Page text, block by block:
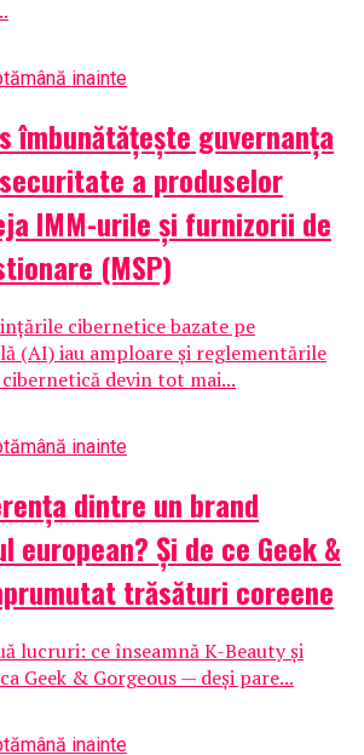
inainte
îmbunătățește guvernanța
a produselor
IMM-urile și furnizorii de
(MSP)
cibernetice bazate pe
(AI) iau amploare și reglementările
devin tot mai...
inainte
dintre un brand
european? Și de ce Geek &
trăsături coreene
lucruri: ce înseamnă K-Beauty și
Geek & Gorgeous — deși pare...
inainte